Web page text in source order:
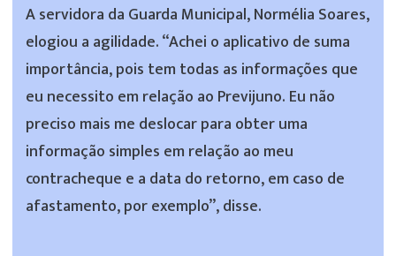
A servidora da Guarda Municipal, Normélia Soares,
elogiou a agilidade. “Achei o aplicativo de suma
importância, pois tem todas as informações que
eu necessito em relação ao Previjuno. Eu não
preciso mais me deslocar para obter uma
informação simples em relação ao meu
contracheque e a data do retorno, em caso de
afastamento, por exemplo”, disse.